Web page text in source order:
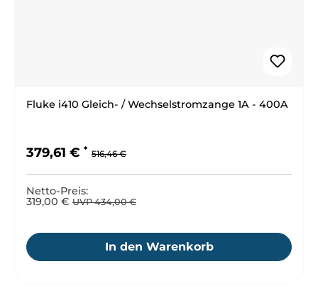
Fluke i410 Gleich- / Wechselstromzange 1A - 400A
Verkaufspreis:
379,61 € Regulärer Preis:
516,46 €
Netto-Preis:
319,00 € UVP 434,00 €
In den Warenkorb